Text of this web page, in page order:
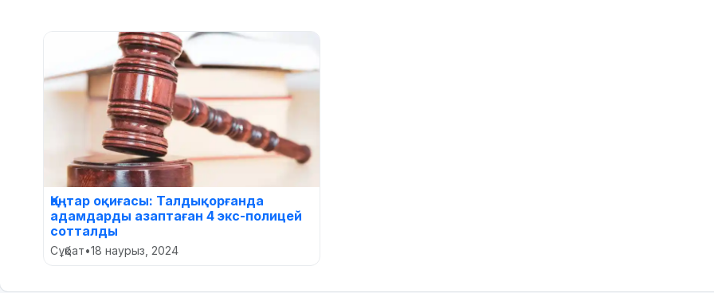
Қаңтар оқиғасы: Талдықорғанда
адамдарды азаптаған 4 экс-полицей
сотталды
Сұқбат•18 наурыз, 2024